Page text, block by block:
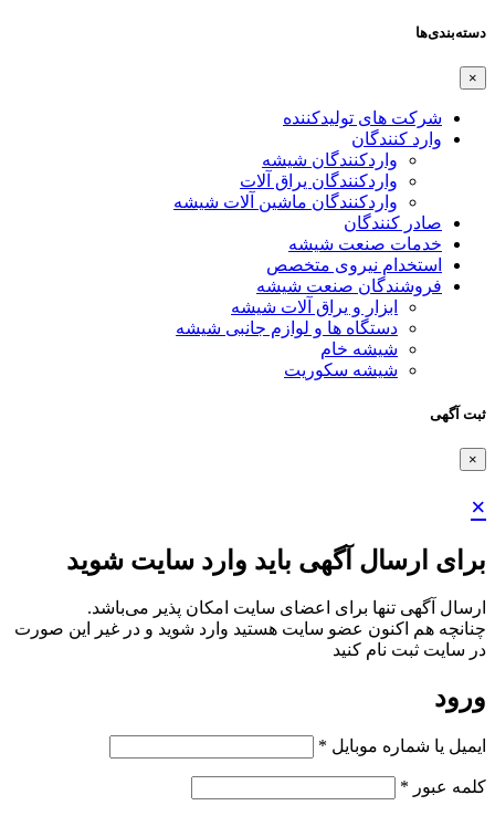
دسته‌بندی‌ها
×
شرکت های تولیدکننده
وارد کنندگان
واردکنندگان شیشه
واردکنندگان یراق آلات
واردکنندگان ماشین آلات شیشه
صادر کنندگان
خدمات صنعت شیشه
استخدام نیروی متخصص
فروشندگان صنعت شیشه
ابزار و یراق آلات شیشه
دستگاه ها و لوازم جانبی شیشه
شیشه خام
شیشه سکوریت
ثبت آگهی
×
×
برای ارسال آگهی باید وارد سایت شوید
ارسال آگهی تنها برای اعضای سایت امکان پذیر می‌باشد.
چنانچه هم‌ اکنون عضو سایت هستید وارد شوید و در غیر این صورت
در سایت ثبت نام کنید
ورود
ایمیل یا شماره موبایل *
کلمه عبور *